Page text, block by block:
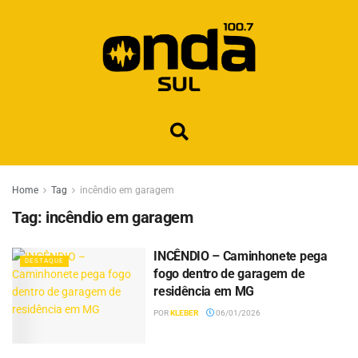
Home Tag incêndio em garagem
Tag: incêndio em garagem
DESTAQUE
INCÊNDIO – Caminhonete pega
fogo dentro de garagem de
residência em MG
PORKLEBER 06/01/2026